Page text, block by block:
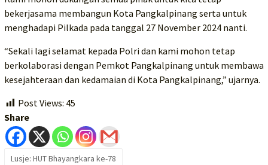
bekerjasama membangun Kota Pangkalpinang serta untuk
menghadapi Pilkada pada tanggal 27 November 2024 nanti.
“Sekali lagi selamat kepada Polri dan kami mohon tetap
berkolaborasi dengan Pemkot Pangkalpinang untuk membawa
kesejahteraan dan kedamaian di Kota Pangkalpinang,” ujarnya.
Post Views: 45
Share
Lusje: HUT Bhayangkara ke-78